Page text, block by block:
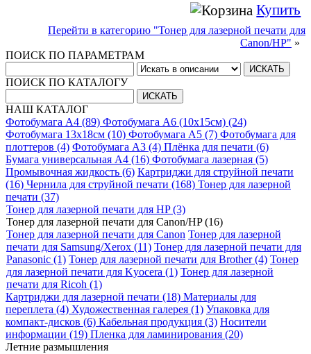
Купить
Перейти в категорию "Тонер для лазерной печати для
Canon/HP" »
ПОИСК ПО ПАРАМЕТРАМ
ПОИСК ПО КАТАЛОГУ
НАШ КАТАЛОГ
Фотобумага A4 (89) Фотобумага A6 (10х15см) (24)
Фотобумага 13х18см (10) Фотобумага A5 (7) Фотобумага для
плоттеров (4) Фотобумага A3 (4) Плёнка для печати (6)
Бумага универсальная A4 (16) Фотобумага лазерная (5)
Промывочная жидкость (6) Картриджи для струйной печати
(16) Чернила для струйной печати (168) Тонер для лазерной
печати (37)
Тонер для лазерной печати для HP (3)
Тонер для лазерной печати для Canon/HP (16)
Тонер для лазерной печати для Canon Тонер для лазерной
печати для Samsung/Xerox (11) Тонер для лазерной печати для
Panasonic (1) Тонер для лазерной печати для Brother (4) Тонер
для лазерной печати для Kyocera (1) Тонер для лазерной
печати для Ricoh (1)
Картриджи для лазерной печати (18) Материалы для
переплета (4) Художественная галерея (1) Упаковка для
компакт-дисков (6) Кабельная продукция (3) Носители
информации (19) Пленка для ламинирования (20)
Летние размышления